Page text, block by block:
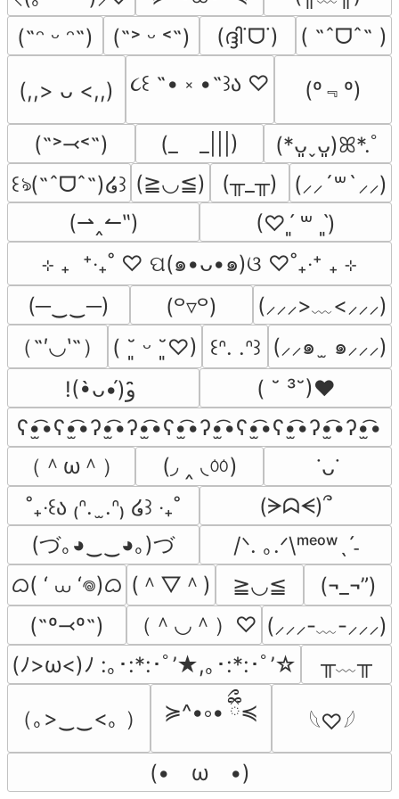
(˶ᵔ ᵕ ᵔ˶)
(˶˃ ᵕ ˂˶) (ദ്ദി˙ᗜ˙) ( ˶ˆᗜˆ˵ )
(,,> ᴗ <,,) ૮꒰ ˶• ༝ •˶꒱ა ♡ (º﹃º)
(˶˃⤙˂˶) (_　_|||)
(*ᴗ͈ˬᴗ͈)ꕤ*.ﾟ
꒰ঌ(˶ˆᗜˆ˵)໒꒱ (≧◡≦) (╥_╥)
(⸝⸝´꒳`⸝⸝)
(⇀‸↼‶)
(♡ˊ͈ ꒳ ˋ͈)
⊹ ₊  ⁺‧₊˚ ♡ ପ(๑•ᴗ•๑)ଓ ♡˚₊‧⁺ ₊ ⊹
(─‿‿─)
(꒪▿꒪)
(⸝⸝⸝>﹏<⸝⸝⸝)
（˶′◡‵˶）
( ˘͈ ᵕ ˘͈♡) ꒰ᐢ. .ᐢ꒱ (⸝⸝๑  ̫ ๑⸝⸝⸝)
( ˘ ³˘)♥
ʕ•̫͡•ʕ•̫͡•ʔ•̫͡•ʔ•̫͡•ʕ•̫͡•ʔ•̫͡•ʕ•̫͡•ʕ•̫͡•ʔ•̫͡•ʔ•̫͡•
（＾ω＾）
(◞ ‸ ◟ㆀ)
˙ᴗ˙
˚₊‧꒰ა ₍ᐢ.  ̫.ᐢ₎ ໒꒱ ‧₊˚
(ᗒᗣᗕ)՞
(づ｡◕‿‿◕｡)づ
/ᐠ. ｡.ᐟ\ᵐᵉᵒʷˎˊ˗
ᜊ( ‘ ⩊ ‘𖦹)ᜊ (＾▽＾) ≧◡≦
(¬_¬”)
(˶º⤙º˶)
（＾◡＾）♡ (⸝⸝⸝-﹏-⸝⸝⸝)
(ﾉ>ω<)ﾉ :｡･:*:･ﾟ’★,｡･:*:･ﾟ’☆
╥﹏╥
（｡>‿‿<｡ ） ≽^•༚• ྀིྀ≼
𓆩♡𓆪
(•　ω　•)